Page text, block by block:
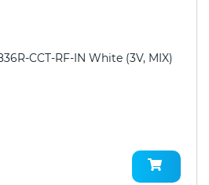
CCT-RF-IN White (3V, MIX)